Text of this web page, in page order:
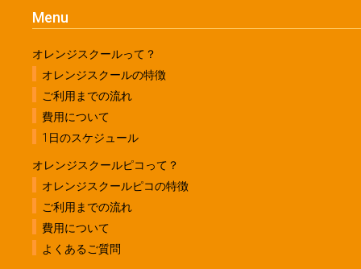
Menu
オレンジスクールって？
オレンジスクールの特徴
ご利用までの流れ
費用について
1日のスケジュール
オレンジスクールピコって？
オレンジスクールピコの特徴
ご利用までの流れ
費用について
よくあるご質問